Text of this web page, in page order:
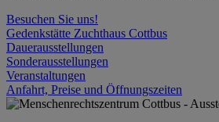
Besuchen Sie uns!
Gedenkstätte Zuchthaus Cottbus
Dauerausstellungen
Sonderausstellungen
Veranstaltungen
Anfahrt, Preise und Öffnungszeiten